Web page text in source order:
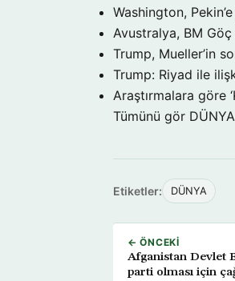
Washington,
Avustralya, BM Göç
Trump, Mueller’in
Trump: Riyad ile
Araştırmalara göre
Tümünü gör
Etiketler: DÜNYA
← ÖNCEKI
Afganistan Devlet
parti olması için